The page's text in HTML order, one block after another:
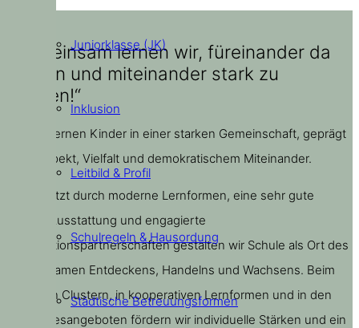
Juniorklasse (JK)
Inklusion
Leitbild & Profil
Schulregeln & Hausordung
Städtische Betreuungsformen
„Gemeinsam lernen wir, füreinander da
zu sein und miteinander stark zu
werden!“
Bei uns lernen Kinder in einer starken Gemeinschaft, geprägt
von Respekt, Vielfalt und demokratischem Miteinander.
Unterstützt durch moderne Lernformen, eine sehr gute
digitale Ausstattung und engagierte
Kooperationspartnerschaften gestalten wir Schule als Ort des
gemeinsamen Entdeckens, Handelns und Wachsens. Beim
Lernen in Clustern, in kooperativen Lernformen und in den
Ganztagesangeboten fördern wir individuelle Stärken und ein